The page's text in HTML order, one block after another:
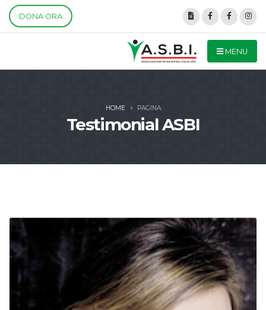
DONA ORA
MENU
Testimonial ASBI
HOME PAGINA